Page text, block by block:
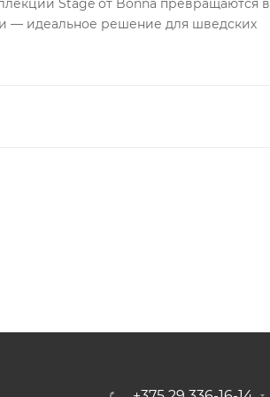
Stage от Bonna превращаются в
— идеальное решение для шведских